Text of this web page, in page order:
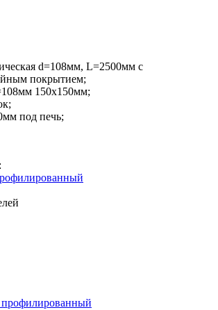
d=108мм, L=2500мм с
покрытием;
150x150мм;
под печь;